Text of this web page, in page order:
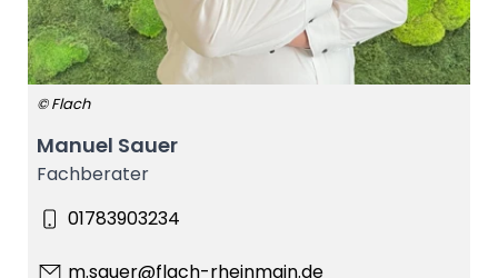
© Flach
Manuel Sauer
Fachberater
01783903234
m.sauer@flach-rheinmain.de